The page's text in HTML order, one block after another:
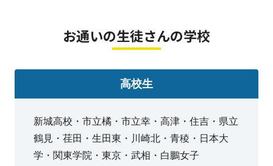
高校、横浜創学館高校、横浜隼人高校、立正大学
付属立正高校、和光高校
浜翠陵中学校、横浜創英中学校、横浜雙葉中学
校、立正大学付属立正中学校 ＜国立＞横浜国立
横浜三ツ沢教室、綱島教室、中山教室、鴨居教
室、小机教室、菊名教室
お通いの生徒さんの学校
高校生
新城高校・市立橘・市立幸・高津・住吉・県立
鶴見・荏田・生田東・川崎北・青稜・日本大
学・関東学院・東京・武相・白鵬女子